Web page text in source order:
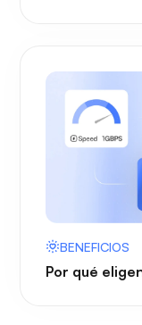
BENEFICIOS
Por qué